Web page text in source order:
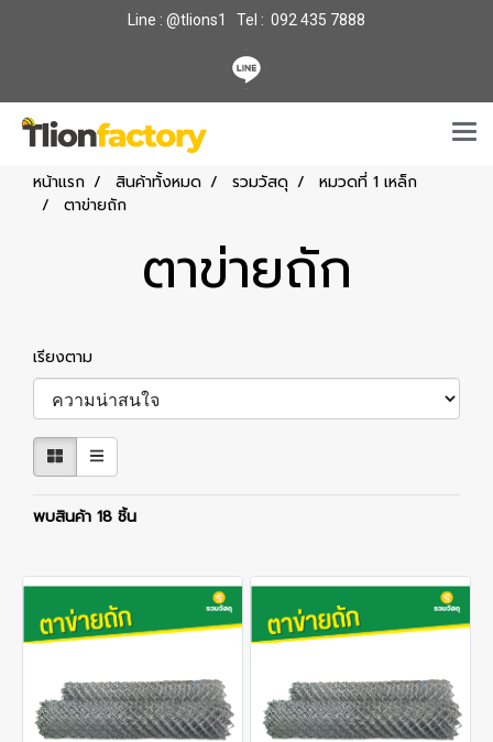
Line : @tlions1 Tel : 092 435 7888
หน้าแรก สินค้าทั้งหมด รวมวัสดุ
หมวดที่ 1 เหล็ก
ตาข่ายถัก
ตาข่ายถัก
เรียงตาม
พบสินค้า 18 ชิ้น